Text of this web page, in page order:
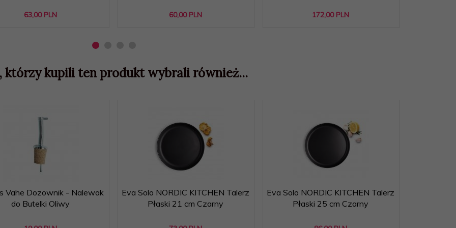
63,00 PLN 60,00 PLN 172,00 PLN
którzy kupili ten produkt wybrali również...
Vahe Dozownik - Nalewak
do Butelki Oliwy
Eva Solo NORDIC KITCHEN Talerz
Płaski 21 cm Czarny
Eva Solo NORDIC KITCHEN Talerz
Płaski 25 cm Czarny